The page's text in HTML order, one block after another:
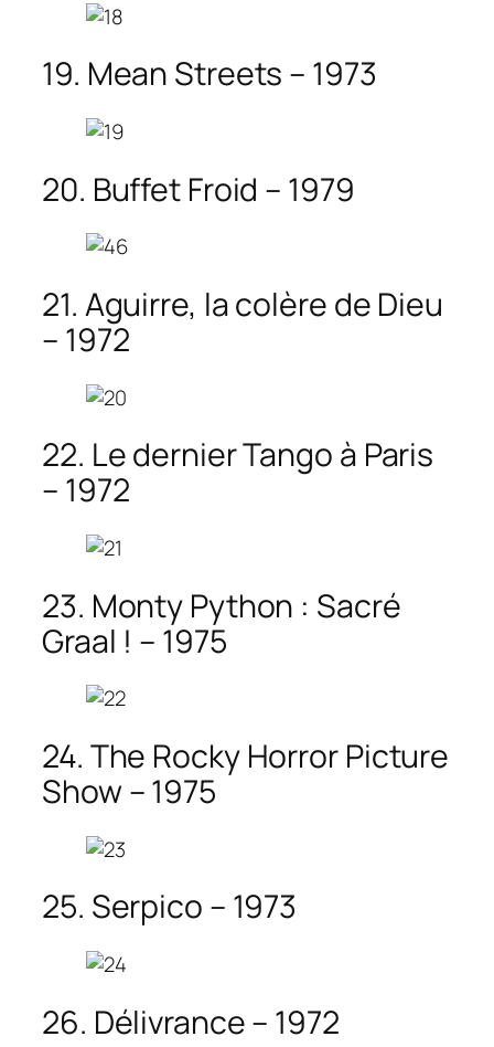
19. Mean Streets – 1973
20. Buffet Froid – 1979
21. Aguirre, la colère de Dieu
– 1972
22. Le dernier Tango à Paris
– 1972
23. Monty Python : Sacré
Graal ! – 1975
24. The Rocky Horror Picture
Show – 1975
25. Serpico – 1973
26. Délivrance – 1972